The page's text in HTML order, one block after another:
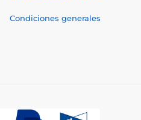
Condiciones generales